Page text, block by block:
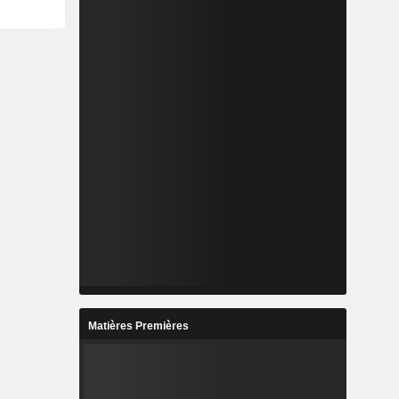
Matières Premières